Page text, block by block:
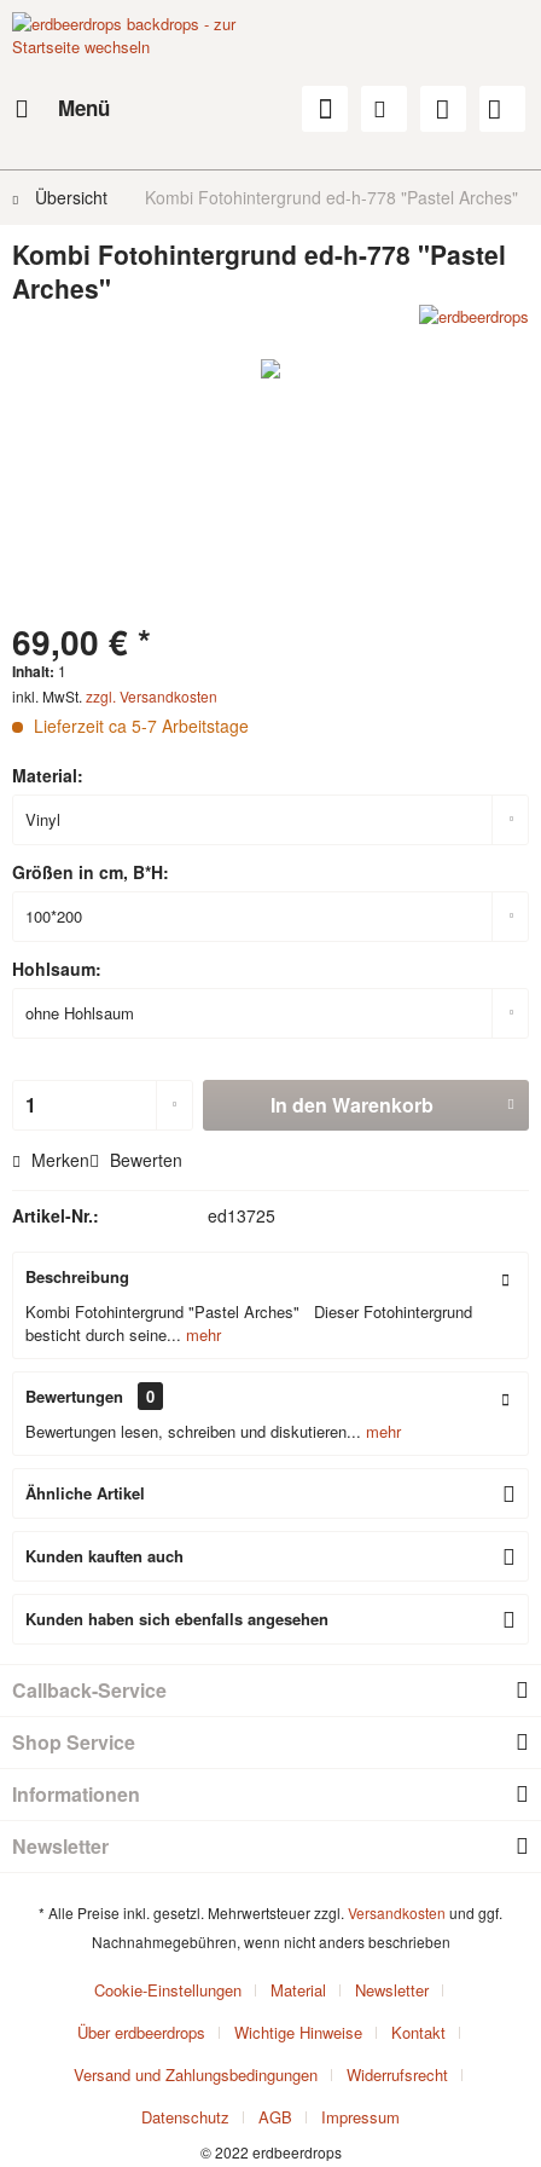
Menü
Übersicht Kombi Fotohintergrund ed-h-778 "Pastel Arches"
Kombi Fotohintergrund ed-h-778 "Pastel
Arches"
69,00 € *
Inhalt: 1
inkl. MwSt. zzgl. Versandkosten
Lieferzeit ca 5-7 Arbeitstage
Material:
Größen in cm, B*H:
Hohlsaum:
In den Warenkorb
Merken Bewerten
Artikel-Nr.: ed13725
Beschreibung
Kombi Fotohintergrund "Pastel Arches" Dieser Fotohintergrund
besticht durch seine... mehr
Bewertungen
0
Bewertungen lesen, schreiben und diskutieren... mehr
Ähnliche Artikel
Kunden kauften auch
Kunden haben sich ebenfalls angesehen
Callback-Service
Shop Service
Informationen
Newsletter
* Alle Preise inkl. gesetzl. Mehrwertsteuer zzgl. Versandkosten und ggf.
Nachnahmegebühren, wenn nicht anders beschrieben
Cookie-Einstellungen Material
Newsletter
Über erdbeerdrops
Wichtige Hinweise
Kontakt
Versand und Zahlungsbedingungen
Widerrufsrecht
Datenschutz
AGB Impressum
© 2022 erdbeerdrops